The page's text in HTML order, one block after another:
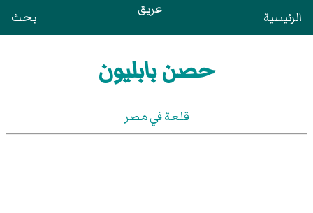
الرئيسية عريق بحث
حصن بابليون
قلعة في مصر